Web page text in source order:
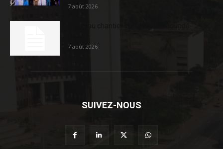
7 août 2026
7 août 2026
SUIVEZ-NOUS